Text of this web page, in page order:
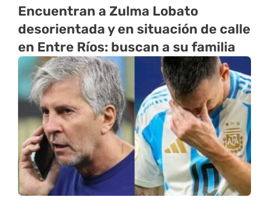
Encuentran a Zulma Lobato
desorientada y en situación de calle
en Entre Ríos: buscan a su familia